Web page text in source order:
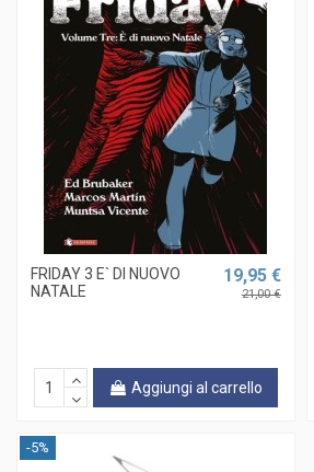
FRIDAY 3 E` DI NUOVO
NATALE
19,95 €
21,00 €
Aggiungi al carrello
-5%